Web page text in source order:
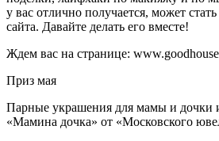
у вас отлично получается, может
сайта. Давайте делать его вместе!
Ждем вас на странице:
Приз мая
Парные украшения для мамы и дочки
«Мамина дочка» от «Московского